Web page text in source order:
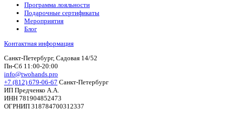
Программа лояльности
Подарочные сертификаты
Мероприятия
Блог
Контактная информация
Санкт-Петербург, Садовая 14/52
Пн-Сб 11:00-20:00
info@twohands.pro
+7 (812) 679-06-67 Санкт-Петербург
ИП Предченко А.А.
ИНН 781904852473
ОГРНИП 318784700312337